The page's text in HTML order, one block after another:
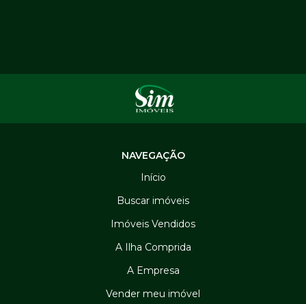
NAVEGAÇÃO
Início
Buscar imóveis
Imóveis Vendidos
A Ilha Comprida
A Empresa
Vender meu imóvel